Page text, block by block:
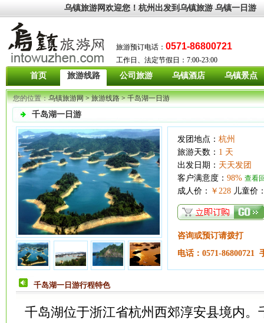
乌镇旅游网欢迎您！杭州出发到 乌镇旅游 乌镇一日游
旅游预订电话： 0571-86800721
工作日、法定节假日：7:00-23:00
首页 旅游线路 公司旅游 乌镇酒店 乌镇景点
您的位置：乌镇旅游网>旅游线路>千岛湖一日游
千岛湖一日游
发团地点： 杭州
旅游天数： 1 天
出发日期： 天天发团
客户满意度： 98% 查看
成人价： ￥228儿童价
咨询或预订请拨打
电话：0571-86800721
千岛湖一日游行程特色
千岛湖位于浙江省杭州西郊淳安县境内